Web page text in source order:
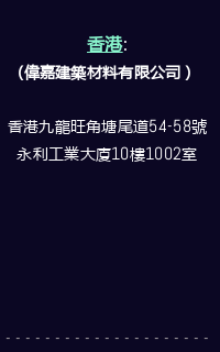
香港:
(偉嘉建築材料有限公司）
香港九龍旺角塘尾道54-58號
永利工業大廈10樓1002室
- - - - - - - - - - - - - - - - - - - - -